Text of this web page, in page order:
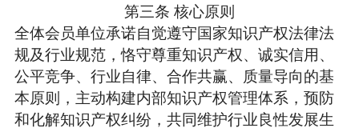
第三条 核心原则
全体会员单位承诺自觉遵守国家知识产权法律法
规及行业规范，恪守尊重知识产权、诚实信用、
公平竞争、行业自律、合作共赢、质量导向的基
本原则，主动构建内部知识产权管理体系，预防
和化解知识产权纠纷，共同维护行业良性发展生